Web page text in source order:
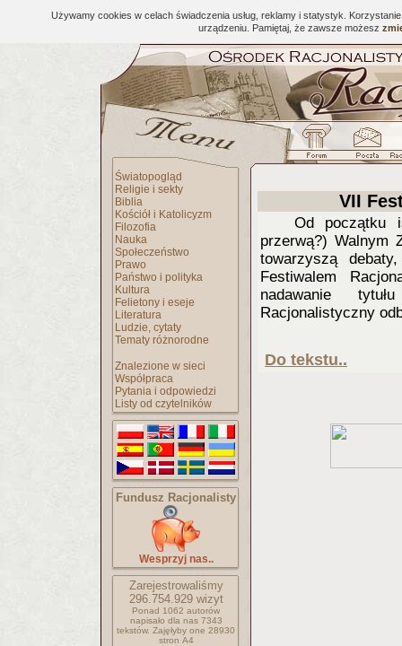
Używamy cookies w celach świadczenia usług, reklamy i statystyk.
urządzeniu. Pamiętaj, że zawsze możesz
Światopogląd
Religie i sekty
Biblia
Kościół i Katolicyzm
Filozofia
Nauka
Społeczeństwo
Prawo
Państwo i polityka
Kultura
Felietony i eseje
Literatura
Ludzie, cytaty
Tematy różnorodne
Znalezione w sieci
Współpraca
Pytania i odpowiedzi
Listy od czytelników
Fundusz Racjonalisty
Wesprzyj nas..
Zarejestrowaliśmy
296.754.929wizyt
Ponad 1062 autorów
napisało dla nas 7343
tekstów. Zajęłyby one 28930
stron A4
VII
Od początku
przerwą?) Walnym
towarzyszą
Festiwalem
nadawanie
Racjonalistyczny
Do tekstu..